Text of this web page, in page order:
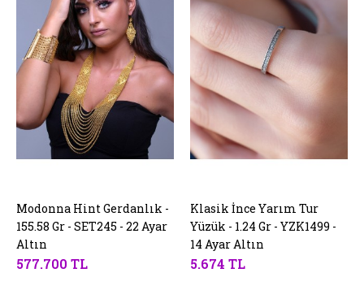
SEPETE EKLE
Modonna Hint Gerdanlık -
155.58 Gr - SET245 - 22 Ayar
Altın
577.700 TL
SEPETE EKLE
Klasik İnce Yarım Tur
Yüzük - 1.24 Gr - YZK1499 -
14 Ayar Altın
5.674 TL